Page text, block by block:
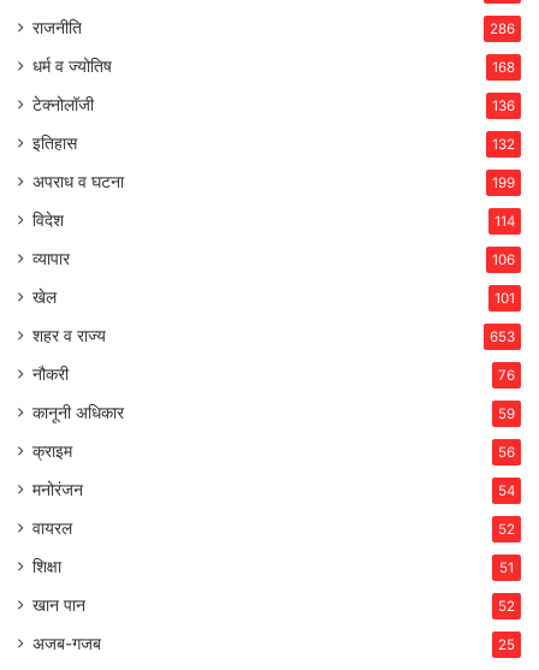
राजनीति 286
धर्म व ज्योतिष 168
टेक्नोलॉजी 136
इतिहास 132
अपराध व घटना 199
विदेश 114
व्यापार 106
खेल 101
शहर व राज्य 653
नौकरी 76
कानूनी अधिकार 59
क्राइम 56
मनोरंजन 54
वायरल 52
शिक्षा 51
खान पान 52
अजब-गजब 25